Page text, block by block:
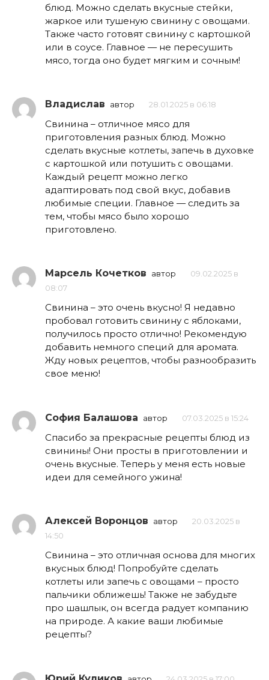
блюд. Можно сделать вкусные стейки,
жаркое или тушеную свинину с овощами.
Также часто готовят свинину с картошкой
или в соусе. Главное — не пересушить
мясо, тогда оно будет мягким и сочным!
Владислав автор 28.01.2025 в 06:18
Свинина – отличное мясо для
приготовления разных блюд. Можно
сделать вкусные котлеты, запечь в духовке
с картошкой или потушить с овощами.
Каждый рецепт можно легко
адаптировать под свой вкус, добавив
любимые специи. Главное — следить за
тем, чтобы мясо было хорошо
приготовлено.
Марсель Кочетков автор
09.02.2025 в
08:07
Свинина – это очень вкусно! Я недавно
пробовал готовить свинину с яблоками,
получилось просто отлично! Рекомендую
добавить немного специй для аромата.
Жду новых рецептов, чтобы разнообразить
свое меню!
София Балашова автор 07.03.2025 в 15:24
Спасибо за прекрасные рецепты блюд из
свинины! Они просты в приготовлении и
очень вкусные. Теперь у меня есть новые
идеи для семейного ужина!
Алексей Воронцов автор
20.03.2025 в
14:50
Свинина – это отличная основа для многих
вкусных блюд! Попробуйте сделать
котлеты или запечь с овощами – просто
пальчики оближешь! Также не забудьте
про шашлык, он всегда радует компанию
на природе. А какие ваши любимые
рецепты?